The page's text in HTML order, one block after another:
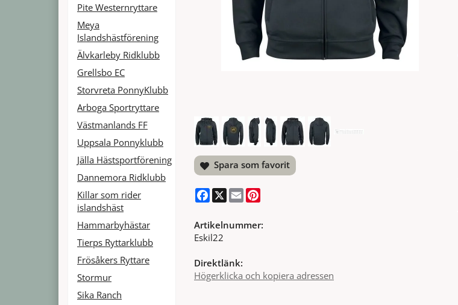
Pite Westernryttare
Meya
Islandshästförening
Älvkarleby Ridklubb
Grellsbo EC
Storvreta PonnyKlubb
Arboga Sportryttare
Västmanlands FF
Uppsala Ponnyklubb
Jälla Hästsportförening
Dannemora Ridklubb
Killar som rider
islandshäst
Hammarbyhästar
Tierps Ryttarklubb
Frösåkers Ryttare
Stormur
Sika Ranch
Spara som favorit
Facebook
X Email
Artikelnummer:
Eskil22
Direktlänk:
Högerklicka och kopiera adressen